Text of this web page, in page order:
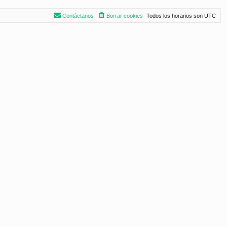
Todos los horarios son UTC
Borrar cookies
Contáctanos